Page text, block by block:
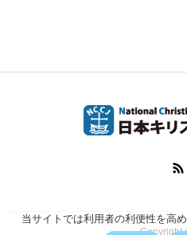
Copyright
当サイトでは利用者の利便性を高